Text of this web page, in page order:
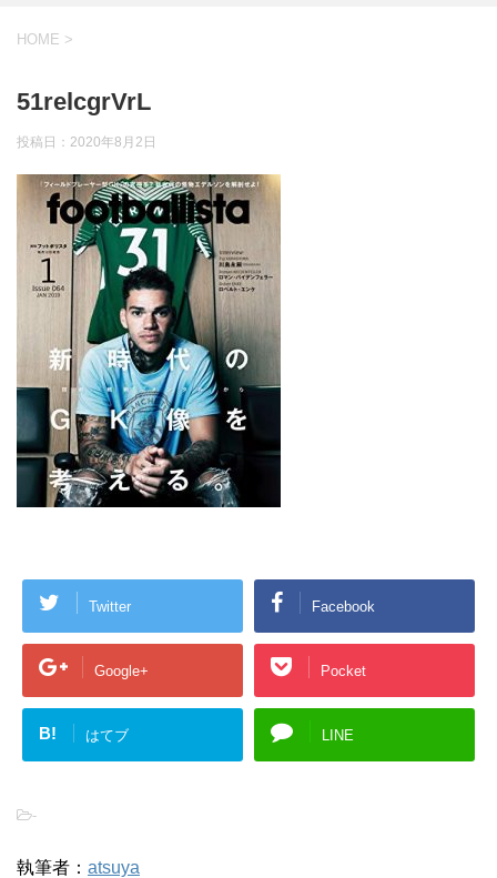
HOME >
51relcgrVrL
投稿日： 2020年8月2日
Twitter Facebook
Google+ Pocket
B! はてブ LINE
-
執筆者： atsuya